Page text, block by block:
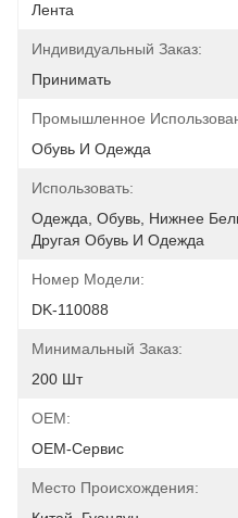
Лента
Индивидуальный Заказ:
Принимать
Промышленное
Обувь И Одежда
Использовать:
Одежда, Обувь, Нижнее
Другая Обувь И Одежда
Номер Модели:
DK-110088
Минимальный Заказ:
200 Шт
OEM:
OEM-Сервис
Место Происхождения: